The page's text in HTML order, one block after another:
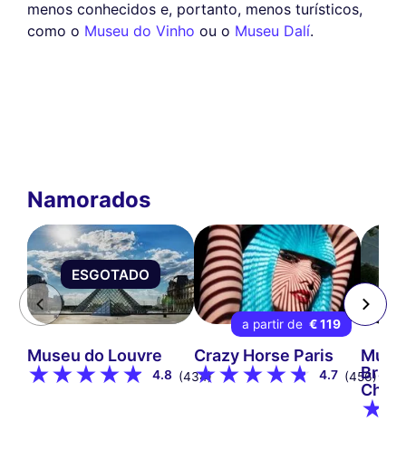
menos conhecidos e, portanto, menos turísticos,
como o Museu do Vinho ou o Museu Dalí.
Namorados
ESGOTADO
Museu do Louvre
4.8 (434)
a partir de € 119
Crazy Horse Paris
4.7 (456)